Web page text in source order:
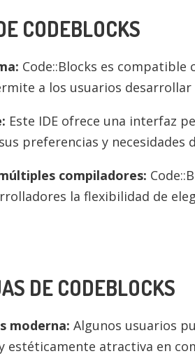
CODEBLOCKS
Code::Blocks es
a los usuarios
Este IDE ofrece una interfaz
preferencias y necesidades
compiladores:
la flexibilidad de
DE CODEBLOCKS
moderna: Algunos usuarios
estéticamente atractiva en